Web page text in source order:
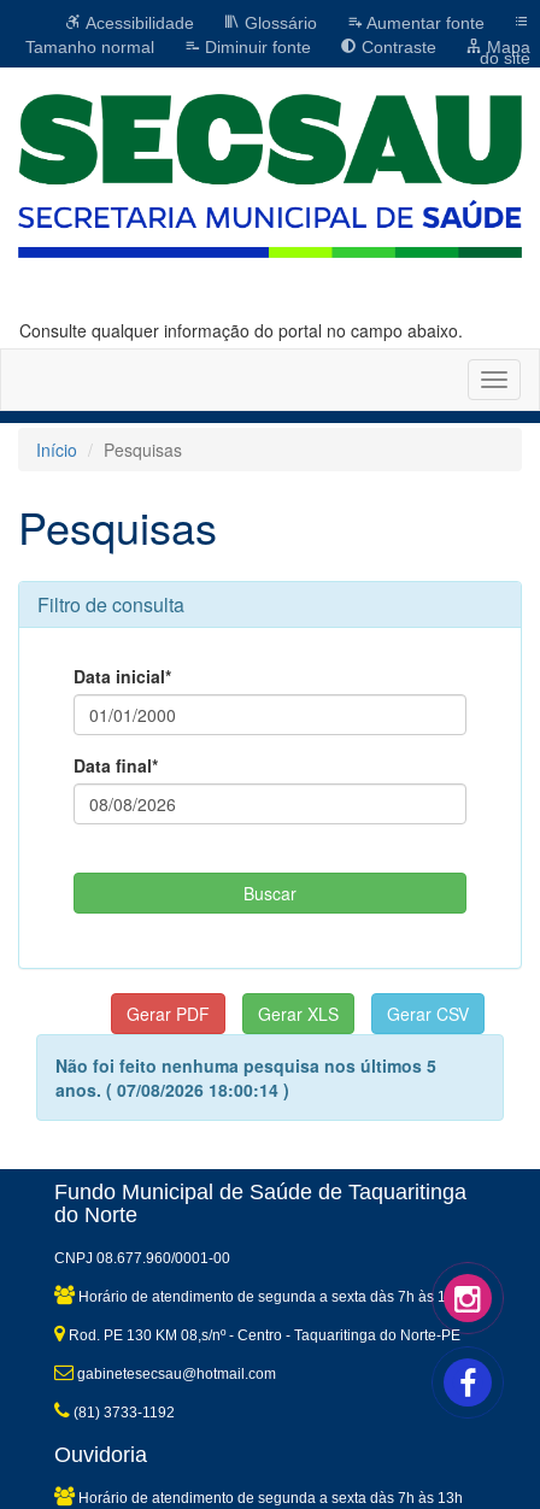
Acessibilidade Glossário
Aumentar fonte
Tamanho normal
Diminuir fonte Contraste Mapa
do site
Consulte qualquer informação do portal no campo abaixo.
Início
Pesquisas
Pesquisas
Filtro de consulta
Data inicial*
Data final*
Não foi feito nenhuma pesquisa nos últimos 5
anos. ( 07/08/2026 18:00:14 )
Fundo Municipal de Saúde de Taquaritinga
do Norte
CNPJ 08.677.960/0001-00
Horário de atendimento de segunda a sexta dàs 7h às 13h
Rod. PE 130 KM 08,s/nº - Centro - Taquaritinga do Norte-PE
gabinetesecsau@hotmail.com
(81) 3733-1192
Ouvidoria
Horário de atendimento de segunda a sexta dàs 7h às 13h